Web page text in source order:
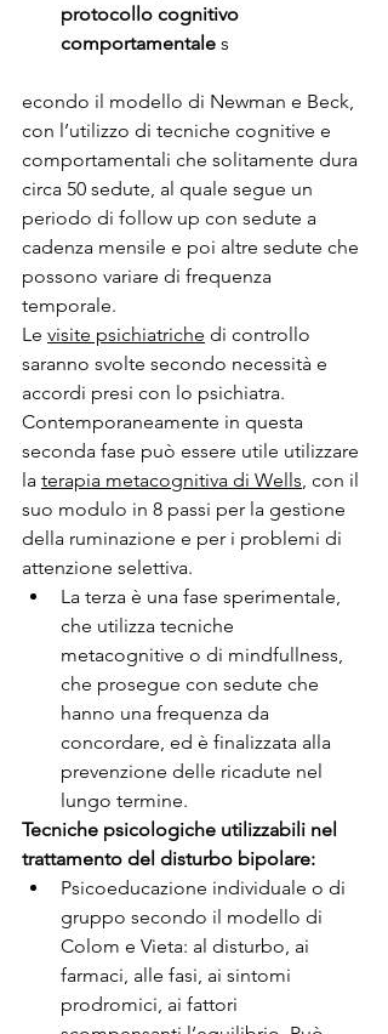
protocollo cognitivo
comportamentale s
econdo il modello di Newman e Beck,
con l’utilizzo di tecniche cognitive e
comportamentali che solitamente dura
circa 50 sedute, al quale segue un
periodo di follow up con sedute a
cadenza mensile e poi altre sedute che
possono variare di frequenza
temporale.
Le visite psichiatriche di controllo
saranno svolte secondo necessità e
accordi presi con lo psichiatra.
Contemporaneamente in questa
seconda fase può essere utile utilizzare
la terapia metacognitiva di Wells, con il
suo modulo in 8 passi per la gestione
della ruminazione e per i problemi di
attenzione selettiva.
La terza è una fase sperimentale,
che utilizza tecniche
metacognitive o di mindfullness,
che prosegue con sedute che
hanno una frequenza da
concordare, ed è finalizzata alla
prevenzione delle ricadute nel
lungo termine.
Tecniche psicologiche utilizzabili nel
trattamento del disturbo bipolare:
Psicoeducazione individuale o di
gruppo secondo il modello di
Colom e Vieta: al disturbo, ai
farmaci, alle fasi, ai sintomi
prodromici, ai fattori